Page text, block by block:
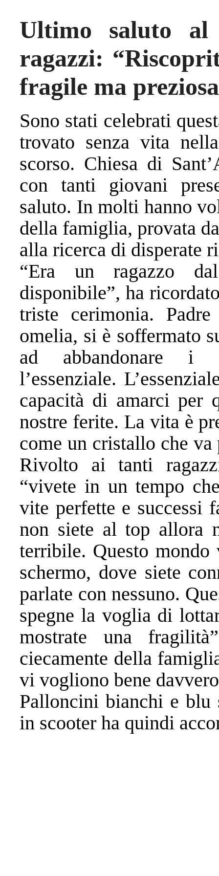
Ultimo saluto al
ragazzi:
fragile ma
Sono stati celebrati
trovato senza vita
scorso. Chiesa di
con tanti giovani
saluto. In molti hanno
della famiglia, provata
alla ricerca di disperate
“Era un ragazzo
disponibile”, ha
triste cerimonia.
omelia, si è soffermato
ad abbandonare i
l’essenziale.
capacità di amarci per
nostre ferite. La vita è
come un cristallo che
Rivolto ai tanti
“vivete in un tempo
vite perfette e successi
non siete al top allora
terribile. Questo
schermo, dove siete
parlate con nessuno.
spegne la voglia di
mostrate una
ciecamente della
vi vogliono bene
Palloncini bianchi e blu
in scooter ha quindi